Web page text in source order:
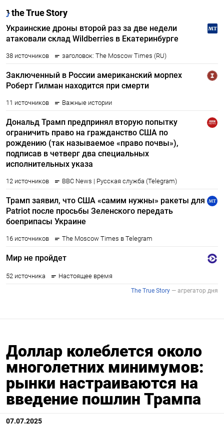
Доллар колеблется около
многолетних минимумов:
рынки настраиваются на
введение пошлин Трампа
07.07.2025